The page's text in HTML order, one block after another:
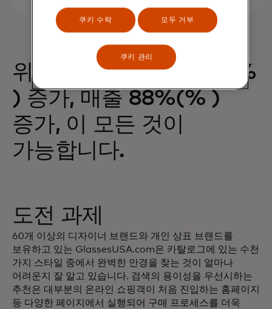
위젯 하나로 구매 68%(%
) 증가, 매출 88%(% )
증가, 이 모든 것이
가능합니다.
도전 과제
60개 이상의 디자이너 브랜드와 개인 상표 브랜드를
보유하고 있는 GlassesUSA.com은 카탈로그에 있는 수천
가지 스타일 중에서 완벽한 안경을 찾는 것이 얼마나
어려운지 잘 알고 있습니다. 검색의 용이성을 우선시하는
추천은 대부분의 온라인 쇼핑객이 처음 진입하는 홈페이지
등 다양한 페이지에서 실행되어 구매 프로세스를 더욱
쿠키 수락 모두 거부
쿠키 관리